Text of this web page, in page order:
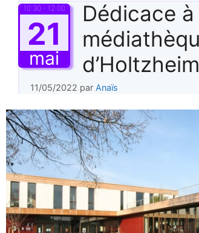
10:30 - 12:00
21
mai
Dédicace à
11/05/2022 par Anaïs